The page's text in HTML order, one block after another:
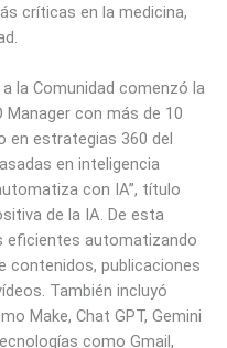
críticas en la medicina,
la Comunidad comenzó la
Manager con más de 10
en estrategias 360 del
en inteligencia
con IA”, título
de la IA. De esta
automatizando
contenidos, publicaciones
También incluyó
Make, Chat GPT, Gemini
como Gmail,